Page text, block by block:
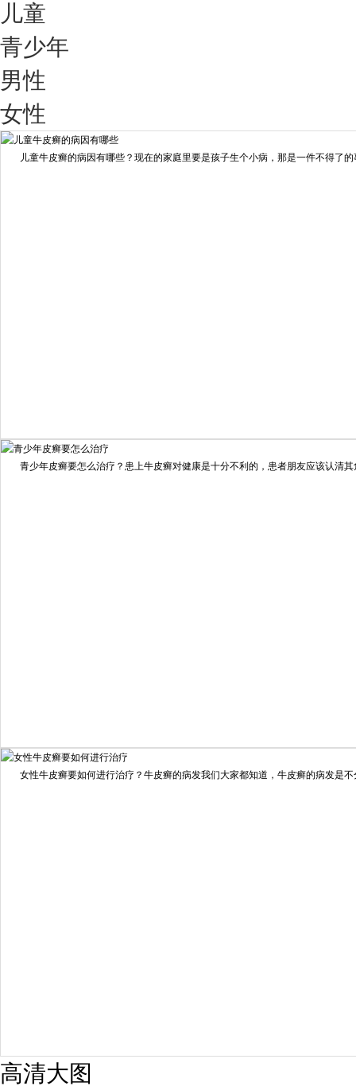
我要咨询
擅长： 王艳琼 门诊主任 专家介绍：毕业于川北医学院...
预约量
我要咨询我要预约
擅长：住院部主任 【个人简介】 肖建华，成都银康银屑病...
我要咨询 我要预约
儿童
青少年
男性
女性
儿童牛皮癣的病因有哪些？现在的家庭里要是孩子生个小病，那是一件不得了的
青少年皮癣要怎么治疗？患上牛皮癣对健康是十分不利的，患者朋友应该认清其
女性牛皮癣要如何进行治疗？牛皮癣的病发我们大家都知道，牛皮癣的病发是不
高清大图